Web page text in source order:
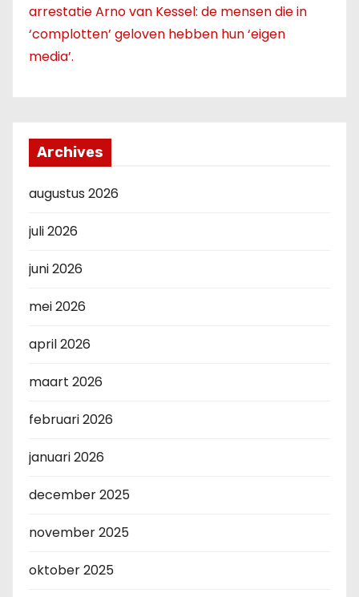
arrestatie Arno van Kessel: de mensen die in
‘complotten’ geloven hebben hun ‘eigen
media’.
Archives
augustus 2026
juli 2026
juni 2026
mei 2026
april 2026
maart 2026
februari 2026
januari 2026
december 2025
november 2025
oktober 2025